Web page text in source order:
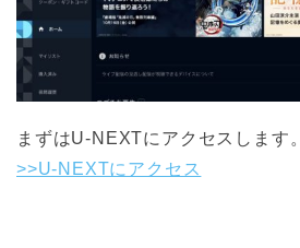
まずはU-NEXTにアクセスします。
>>U-NEXTにアクセス